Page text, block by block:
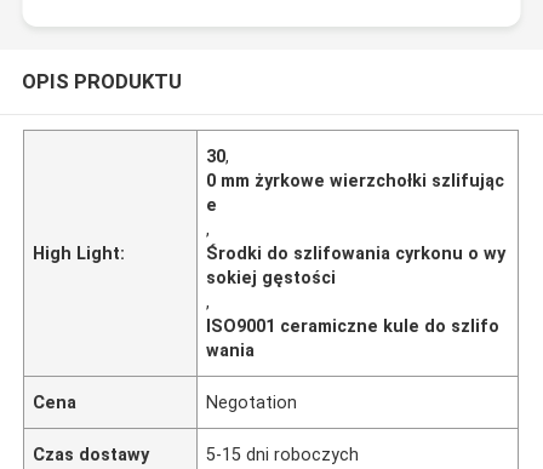
OPIS PRODUKTU
High Light:
30,
0 mm żyrkowe wierzchołki szlifując
e
,
Środki do szlifowania cyrkonu o wy
sokiej gęstości
,
ISO9001 ceramiczne kule do szlifo
wania
Cena Negotation
Czas dostawy 5-15 dni roboczych